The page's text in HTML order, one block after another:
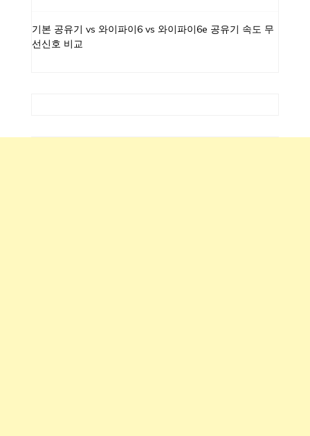
기본 공유기 vs 와이파이6 vs 와이파이6e 공유기 속도 무
선신호 비교